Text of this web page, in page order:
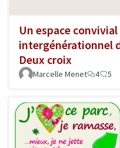
Un espace
intergénérationnel
Deux croix
Marcelle Menet 4 5